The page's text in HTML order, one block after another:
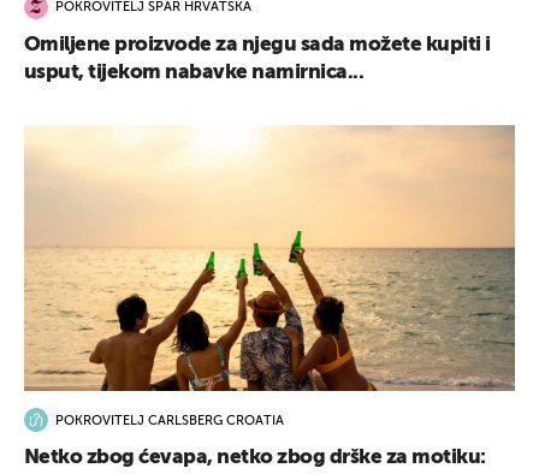
POKROVITELJ SPAR HRVATSKA
Omiljene proizvode za njegu sada možete kupiti i
usput, tijekom nabavke namirnica...
POKROVITELJ CARLSBERG CROATIA
Netko zbog ćevapa, netko zbog drške za motiku: